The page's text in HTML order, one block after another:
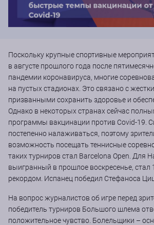
Поскольку крупные спортивные
в августе прошлого года после
пандемии коронавируса, многие
на пустых стадионах. Это связано с
призванными сохранить здоровье и
Однако в некоторых странах сейчас
программы вакцинации против Covid-19.
постепенно налаживаться, поэтому
возможность посещать теннисные
таких турниров стал Barcelona Open. Для
выигранный в прошлое воскресенье, стал
рекордом. Испанец победил Стефаноса
На вопрос журналистов об игре перед
победитель турниров Большого шлема
положительное чувство. Болельщики –